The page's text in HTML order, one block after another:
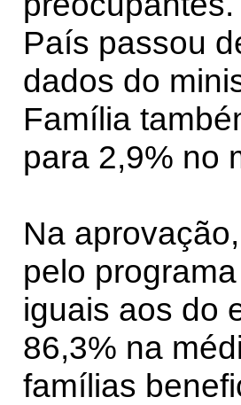
País passou
dados do
Família
para 2,9% no
Na
pelo
iguais aos do
86,3% na
famílias